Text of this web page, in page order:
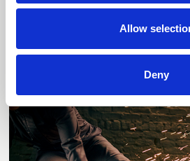
Allow
Deny
Les premiers mélanges
ignifuges au monde font
salon Techtextil